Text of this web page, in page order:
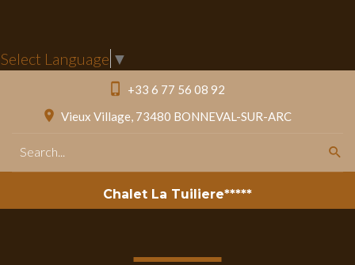
Select Language ▼
+33 6 77 56 08 92
Vieux Village, 73480 BONNEVAL-SUR-ARC
Rechercher
Chalet La Tuiliere*****